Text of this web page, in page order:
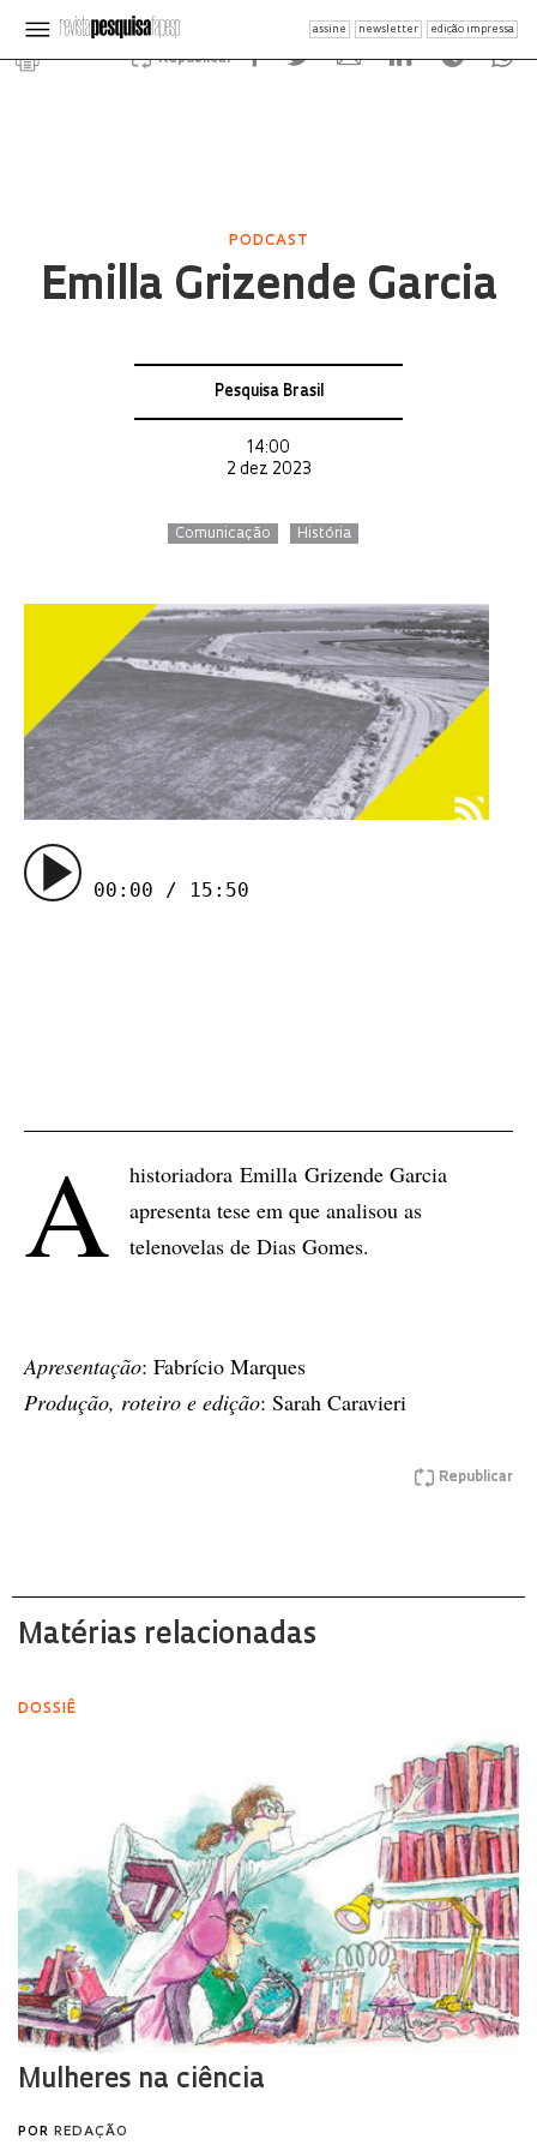
assine newsletter edição impressa
Republicar
PODCAST
Emilla Grizende Garcia
Pesquisa Brasil
14:00
2 dez 2023
Comunicação História
00:00 / 15:50
A
historiadora Emilla Grizende Garcia
apresenta tese em que analisou as
telenovelas de Dias Gomes.
Apresentação: Fabrício Marques
Produção, roteiro e edição: Sarah Caravieri
Republicar